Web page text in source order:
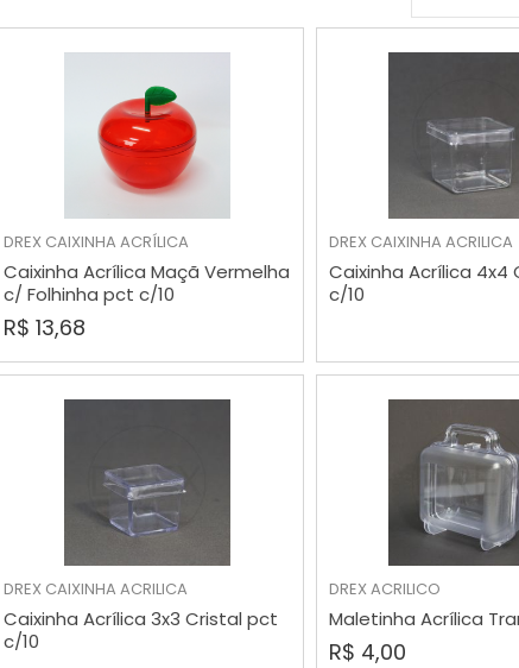
MAIS
MAIOR PREÇO
DREX CAIXINHA ACRÍLICA
Caixinha Acrílica Maçã Vermelha
c/ Folhinha pct c/10
R$ 13,68
COMPRAR DREX CAIXINHA ACRILICA
Caixinha Acrílica 4x4
c/10
VER MAIS
DREX CAIXINHA ACRILICA
Caixinha Acrílica 3x3 Cristal pct
c/10
VER MAIS DREXACRILICO
Maletinha Acrílica
R$ 4,00
COMPRAR